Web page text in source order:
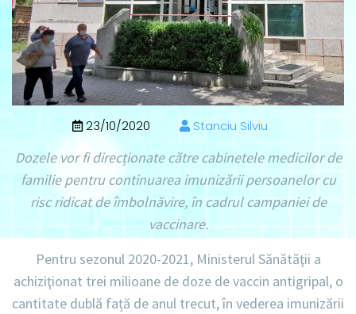
23/10/2020 Stanciu Silviu
Dozele vor fi direcționate către cabinetele medicilor de
familie pentru continuarea imunizării persoanelor cu
risc ridicat de îmbolnăvire, în cadrul campaniei de
vaccinare.
Pentru sezonul 2020-2021, Ministerul Sănătăţii a
achiziţionat trei milioane de doze de vaccin antigripal, o
cantitate dublă față de anul trecut, în vederea imunizării